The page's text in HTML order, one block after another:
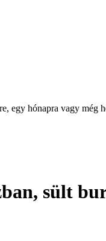
egy hónapra vagy még
sült